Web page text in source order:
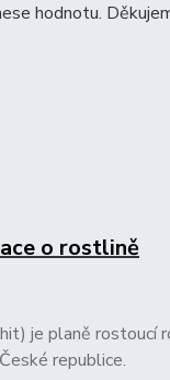
hodnotu.
o rostlině
je planě rostoucí
republice.